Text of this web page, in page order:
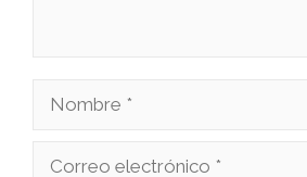
Nombre
Correo